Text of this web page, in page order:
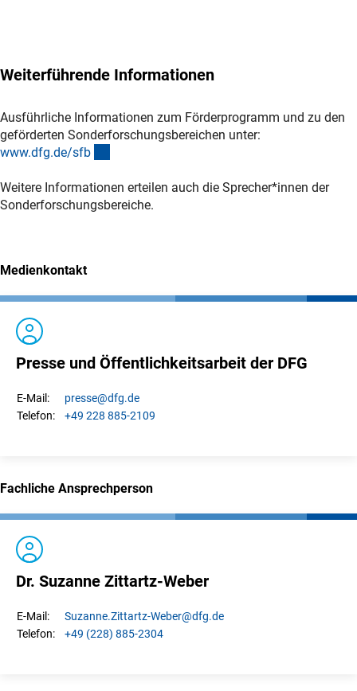
Weiterführende Informationen
Ausführliche Informationen zum Förderprogramm und zu den
geförderten Sonderforschungsbereichen unter:
www.dfg.de/sfb
Weitere Informationen erteilen auch die Sprecher*innen der
Sonderforschungsbereiche.
Medienkontakt
Presse und Öffentlichkeitsarbeit der DFG
E-Mail: presse@dfg.de
Telefon:
+49 228 885-2109
Fachliche Ansprechperson
Dr. Suzanne Zittartz-Weber
E-Mail: Suzanne.Zittartz-Weber@dfg.de
Telefon:
+49 (228) 885-2304